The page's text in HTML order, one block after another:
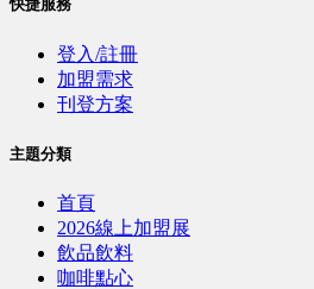
快捷服務
登入/註冊
加盟需求
刊登方案
主題分類
首頁
2026線上加盟展
飲品飲料
咖啡點心